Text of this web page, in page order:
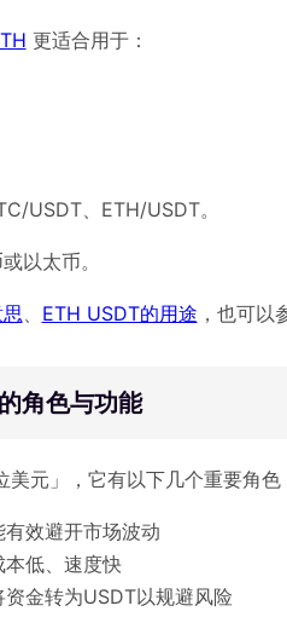
更适合用于：
USDT、ETH/USDT。
以太币。
、 ETH USDT的用途 ，也可以
角色与功能
元」，它有以下几个重要角色
效避开市场波动
低、速度快
金转为USDT以规避风险